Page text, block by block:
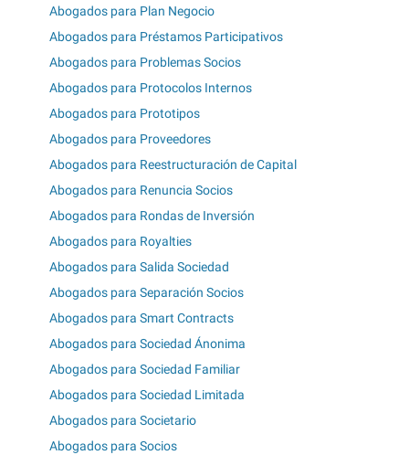
Abogados para Plan Negocio
Abogados para Préstamos Participativos
Abogados para Problemas Socios
Abogados para Protocolos Internos
Abogados para Prototipos
Abogados para Proveedores
Abogados para Reestructuración de Capital
Abogados para Renuncia Socios
Abogados para Rondas de Inversión
Abogados para Royalties
Abogados para Salida Sociedad
Abogados para Separación Socios
Abogados para Smart Contracts
Abogados para Sociedad Ánonima
Abogados para Sociedad Familiar
Abogados para Sociedad Limitada
Abogados para Societario
Abogados para Socios